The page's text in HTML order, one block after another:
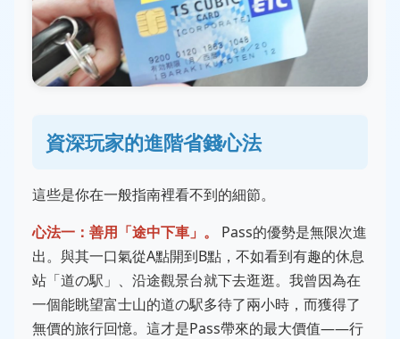
資深玩家的進階省錢心法
這些是你在一般指南裡看不到的細節。
心法一：善用「途中下車」。
Pass的優勢是無限次進
出。與其一口氣從A點開到B點，不如看到有趣的休息
站「道の駅」、沿途觀景台就下去逛逛。我曾因為在
一個能眺望富士山的道の駅多待了兩小時，而獲得了
無價的旅行回憶。這才是Pass帶來的最大價值——行